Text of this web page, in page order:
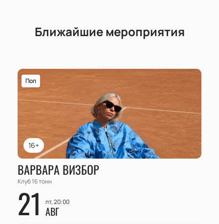
Ближайшие мероприятия
16+
Поп
ВАРВАРА ВИЗБОР
Клуб 16 тонн
21 пт, 20:00
АВГ